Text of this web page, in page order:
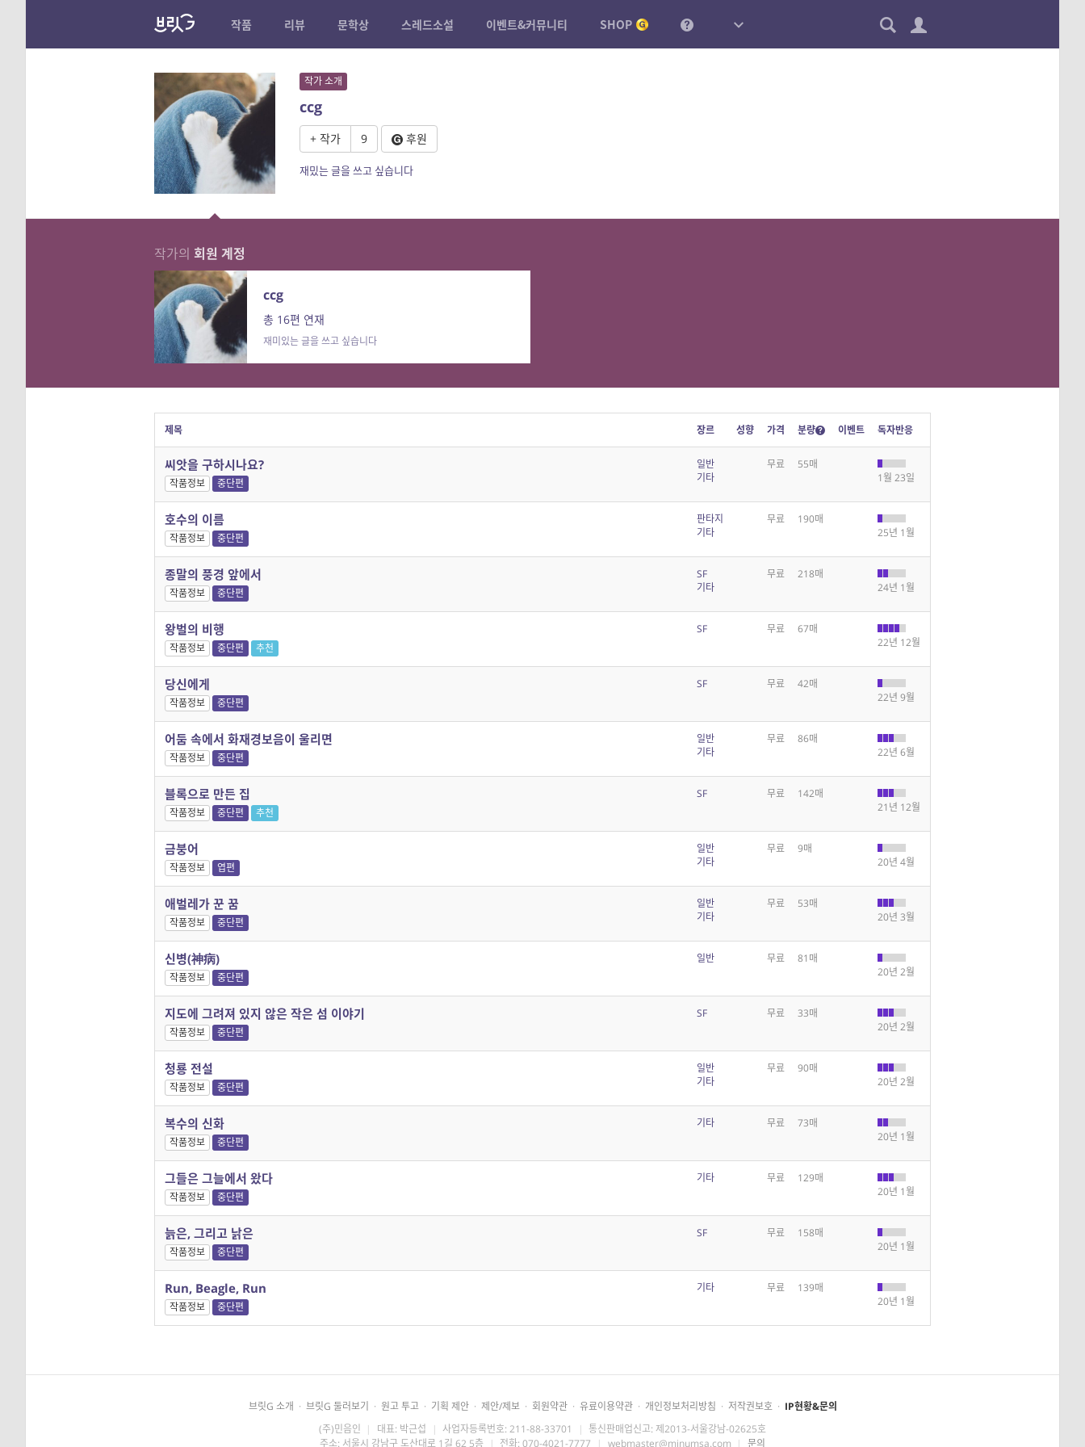
작품 리뷰 문학상 스레드소설 이벤트&커뮤니티 SHOP
작가 소개
ccg
+ 작가 9 후원
재밌는 글을 쓰고 싶습니다
작가의 회원 계정
ccg
총 16편 연재
재미있는 글을 쓰고 싶습니다
제목 장르 성향 가격 분량 이벤트 독자반응
씨앗을 구하시나요?
작품정보 중단편
일반
기타
무료
55매
1월 23일
호수의 이름
작품정보 중단편
판타지
기타
무료
190매
25년 1월
종말의 풍경 앞에서
작품정보 중단편
SF
기타
무료
218매
24년 1월
왕벌의 비행
작품정보 중단편 추천
SF 무료
67매
22년 12월
당신에게
작품정보 중단편
SF 무료
42매
22년 9월
어둠 속에서 화재경보음이 울리면
작품정보 중단편
일반
기타
무료
86매
22년 6월
블록으로 만든 집
작품정보 중단편 추천
SF 무료
142매
21년 12월
금붕어
작품정보 엽편
일반
기타
무료
9매
20년 4월
애벌레가 꾼 꿈
작품정보 중단편
일반
기타
무료
53매
20년 3월
신병(神病)
작품정보 중단편
일반 무료
81매
20년 2월
지도에 그려져 있지 않은 작은 섬 이야기
작품정보 중단편
SF 무료
33매
20년 2월
청룡 전설
작품정보 중단편
일반
기타
무료
90매
20년 2월
복수의 신화
작품정보 중단편
기타 무료
73매
20년 1월
그들은 그늘에서 왔다
작품정보 중단편
기타 무료
129매
20년 1월
늙은, 그리고 낡은
작품정보 중단편
SF 무료
158매
20년 1월
Run, Beagle, Run
작품정보 중단편
기타 무료
139매
20년 1월
브릿G 소개 · 브릿G 둘러보기 · 원고 투고 · 기획 제안 · 제안/제보 · 회원약관 · 유료이용약관 · 개인정보처리방침 · 저작권보호 · IP현황&문의
(주)민음인 | 대표: 박근섭 | 사업자등록번호: 211-88-33701 | 통신판매업신고: 제2013-서울강남-02625호
주소: 서울시 강남구 도산대로 1길 62 5층 | 전화: 070-4021-7777 | webmaster@minumsa.com | 문의